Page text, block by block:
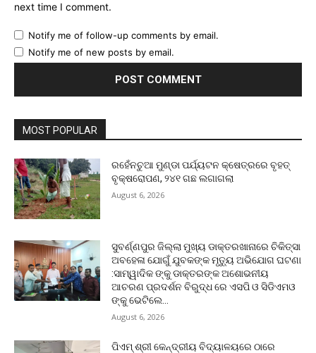
next time I comment.
Notify me of follow-up comments by email.
Notify me of new posts by email.
MOST POPULAR
ରହେଁନଚୁଆ ମୁଣ୍ଡା ପର୍ଯ୍ୟଟନ କ୍ଷେତ୍ରରେ ବୃହତ୍
ବୃକ୍ଷରୋପଣ, ୨୪୧ ଗଛ ଲଗାଗଲା
August 6, 2026
ସୁବର୍ଣ୍ଣପୁର ଜିଲ୍ଲା ମୁଖ୍ୟ ଡାକ୍ତରଖାନାରେ ଚିକିତ୍ସା
ଅବହେଳା ଯୋଗୁଁ ଯୁବକଙ୍କ ମୃତ୍ୟୁ ଅଭିଯୋଗ ଘଟଣା
:ସାମ୍ୱାଦିକ ଙ୍କୁ ଡାକ୍ତରଙ୍କ ଅଶୋଭନୀୟ
ଆଚରଣ ପ୍ରଦର୍ଶନ ବିରୁଦ୍ଧ ରେ ଏସପି ଓ ସିଡିଏମଓ
ଙ୍କୁ ଭେଟିଲେ...
August 6, 2026
ପିଏମ୍ ଶ୍ରୀ କେନ୍ଦ୍ରୀୟ ବିଦ୍ୟାଳୟରେ ଠାରେ